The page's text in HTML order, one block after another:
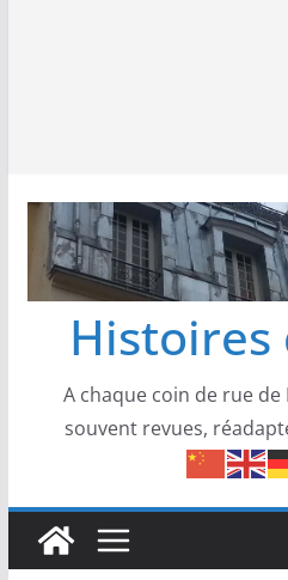
Histoires
A chaque coin de rue
souvent revues,